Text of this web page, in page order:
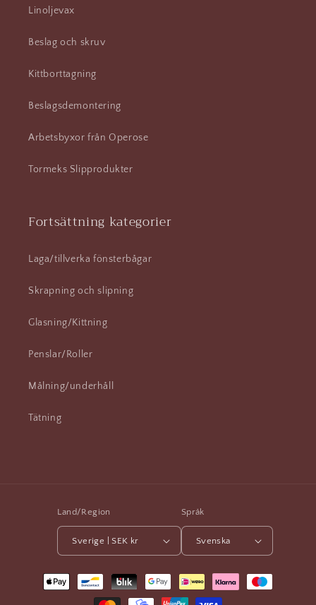
Linoljevax
Beslag och skruv
Kittborttagning
Beslagsdemontering
Arbetsbyxor från Operose
Tormeks Slipprodukter
Fortsättning kategorier
Laga/tillverka fönsterbågar
Skrapning och slipning
Glasning/Kittning
Penslar/Roller
Målning/underhåll
Tätning
Land/Region
Sverige | SEK kr
Språk
Svenska
Betalningsmetoder